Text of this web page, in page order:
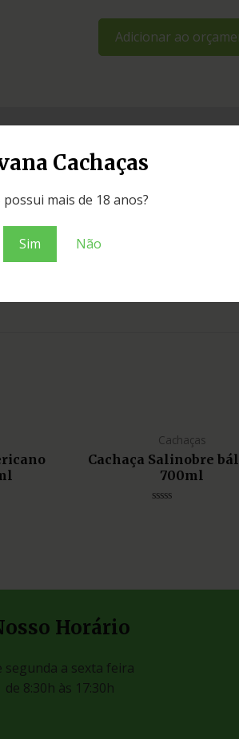
Cachaças
possui mais de 18 anos?
Sim Não
Adicionar ao
Cachaças
Cachaça Salinobre
700ml
Horário
segunda a sexta feira
de 8:30h às 17:30h